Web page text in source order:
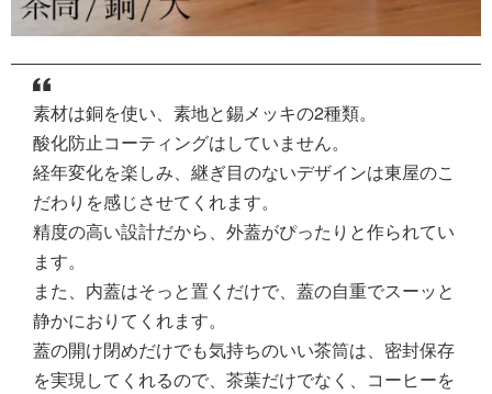
素材は銅を使い、素地と錫メッキの2種類。
酸化防止コーティングはしていません。
経年変化を楽しみ、継ぎ目のないデザインは東屋のこ
だわりを感じさせてくれます。
精度の高い設計だから、外蓋がぴったりと作られてい
ます。
また、内蓋はそっと置くだけで、蓋の自重でスーッと
静かにおりてくれます。
蓋の開け閉めだけでも気持ちのいい茶筒は、密封保存
を実現してくれるので、茶葉だけでなく、コーヒーを